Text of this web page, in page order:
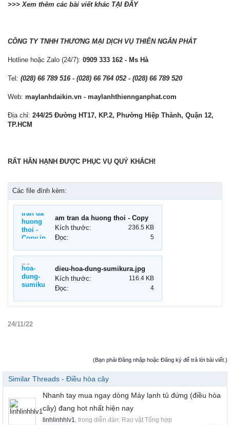
>>> Xem thêm các bài viết khác TẠI ĐÂY
CÔNG TY TNHH THƯƠNG MẠI DỊCH VỤ THIÊN NGÂN PHÁT
Hotline hoặc Zalo (24/7): 0909 333 162 - Ms Hà
Tel : (028) 66 789 516 - (028) 66 764 052 - (028) 66 789 520
Web: maylanhdaikin.vn - maylanhthiennganphat.com
Địa chỉ: 244/25 Đường HT17, KP.2, Phường Hiệp Thành, Quận 12,
TP.HCM
RẤT HÂN HẠNH ĐƯỢC PHỤC VỤ QUÝ KHÁCH!
Các file đính kèm:
am tran da huong thoi - Copy.jpg
Kích thước: 236.5 KB
Đọc: 5
dieu-hoa-dung-sumikura.jpg
Kích thước:
116.4 KB
Đọc: 4
24/11/22
(Bạn phải Đăng nhập hoặc Đăng ký để trả lời bài viết.)
Similar Threads - Điều hòa cây
Nhanh tay mua ngay dòng Máy lạnh tủ đứng (điều hòa
cây) đang hot nhất hiện nay
linhlinhhlv1, trong diễn đàn: Rao vặt Tổng hợp